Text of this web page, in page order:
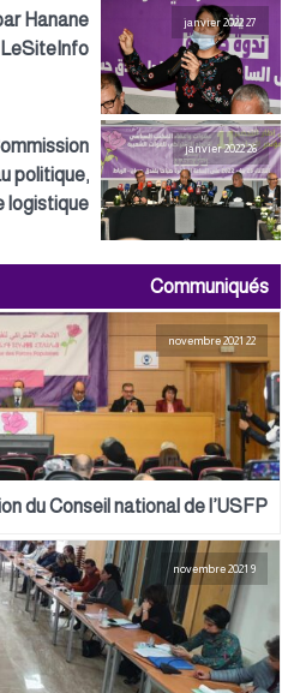
27 janvier 2022
Hanane
LeSiteInfo
26 janvier 2022
politique,
logistique
Communiqués
22 novembre 2021
du Conseil national de l’USFP